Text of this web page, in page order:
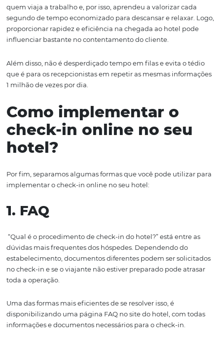
detalhes que fazema diferençanest a tarefa.
Entãomaisdoqueoferecer um preço competitivo, ou
experiênciado hóspede, como é o caso, da
Check-in online.O resultado é mais satisfação e uma
possibilidade real de captação de novos clientes.
Agilidade no
Imagine um indivíduo que viajou o dia todo de avião,
ao destino. Nessas condições, qual o nível de
empatia — para enfrentar uma fila ou preencher
quem viaja a trabalho e, por isso, aprendeu a valorizar
segundo de tempo economizado para descansar e
proporcionar rapidez e eficiência na chegada ao hotel
influenciar bastante
Além disso, não é desperdiçado tempo em filas e evita
que é para os recepcionistas em repetir as mesmas